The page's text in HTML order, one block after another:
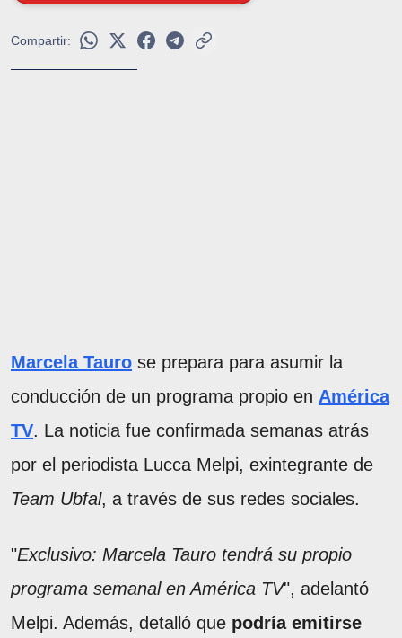
Compartir:
Marcela Tauro se prepara para asumir la
conducción de un programa propio en América
TV. La noticia fue confirmada semanas atrás
por el periodista Lucca Melpi, exintegrante de
Team Ubfal, a través de sus redes sociales.
"Exclusivo: Marcela Tauro tendrá su propio
programa semanal en América TV", adelantó
Melpi. Además, detalló que podría emitirse